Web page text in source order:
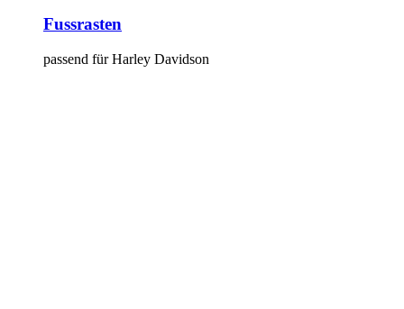
Fussrasten
passend für Harley Davidson